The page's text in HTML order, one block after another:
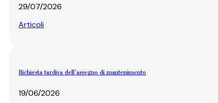
29/07/2026
Articoli
Richiesta tardiva dell’assegno di mantenimento
19/06/2026